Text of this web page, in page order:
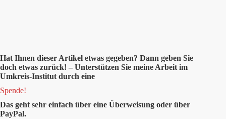
Hat Ihnen dieser Artikel etwas gegeben? Dann geben Sie
doch etwas zurück! – Unterstützen Sie meine Arbeit im
Umkreis-Institut durch eine
Spende!
Das geht sehr einfach über eine Überweisung oder über
PayPal.